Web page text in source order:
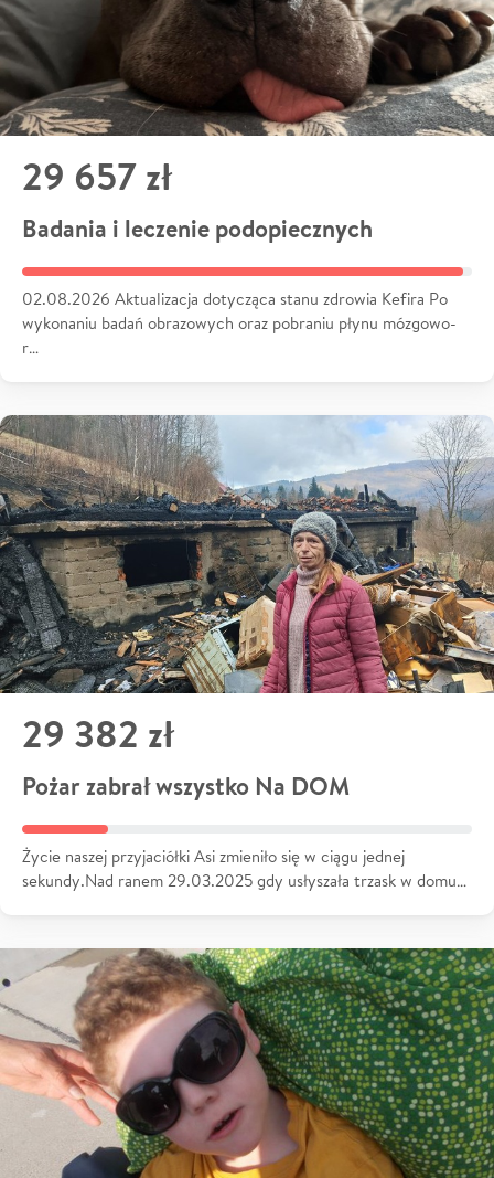
29 657 zł
Badania i leczenie podopiecznych
02.08.2026 Aktualizacja dotycząca stanu zdrowia Kefira Po
wykonaniu badań obrazowych oraz pobraniu płynu mózgowo-
r…
29 382 zł
Pożar zabrał wszystko Na DOM
Życie naszej przyjaciółki Asi zmieniło się w ciągu jednej
sekundy.Nad ranem 29.03.2025 gdy usłyszała trzask w domu…